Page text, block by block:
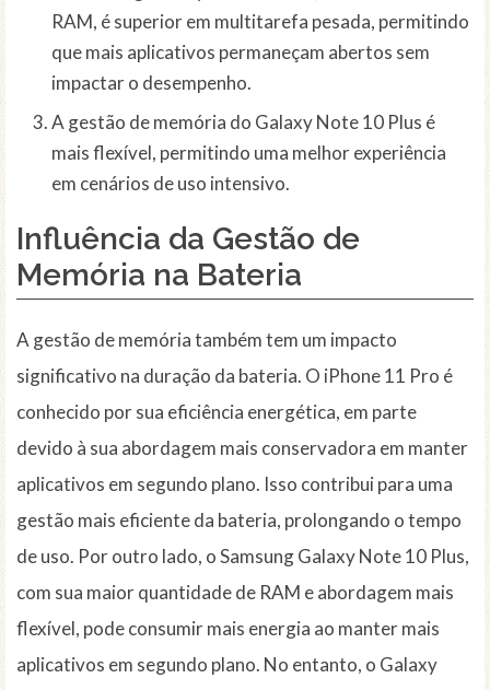
RAM, é superior em multitarefa pesada, permitindo
que mais aplicativos permaneçam abertos sem
impactar o desempenho.
A gestão de memória do Galaxy Note 10 Plus é
mais flexível, permitindo uma melhor experiência
em cenários de uso intensivo.
Influência da Gestão de
Memória na Bateria
A gestão de memória também tem um impacto
significativo na duração da bateria. O iPhone 11 Pro é
conhecido por sua eficiência energética, em parte
devido à sua abordagem mais conservadora em manter
aplicativos em segundo plano. Isso contribui para uma
gestão mais eficiente da bateria, prolongando o tempo
de uso. Por outro lado, o Samsung Galaxy Note 10 Plus,
com sua maior quantidade de RAM e abordagem mais
flexível, pode consumir mais energia ao manter mais
aplicativos em segundo plano. No entanto, o Galaxy